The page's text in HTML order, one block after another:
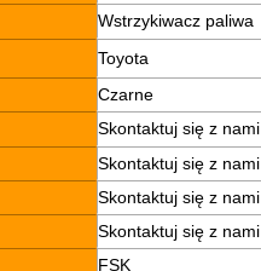
Wstrzykiwacz paliwa
Toyota
Czarne
Skontaktuj się z nami
Skontaktuj się z nami
Skontaktuj się z nami
Skontaktuj się z nami
FSK